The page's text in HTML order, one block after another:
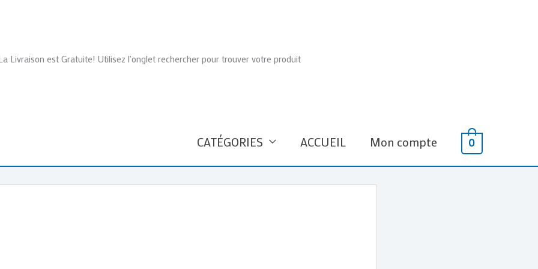
Livraison est Gratuite! Utilisez l'onglet rechercher pour trouver votre produit
CATÉGORIES ACCUEIL Mon compte 0